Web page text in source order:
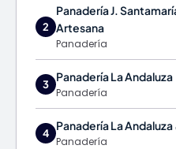
2
Panadería J.
Artesana
Panadería
3
Panadería La Andaluza
Panadería
4
Panadería La Andaluza
Panadería